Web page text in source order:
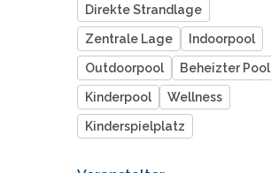
Direkte Strandlage
Zentrale Lage Indoorpool
Outdoorpool Beheizter Pool
Kinderpool Wellness
Kinderspielplatz